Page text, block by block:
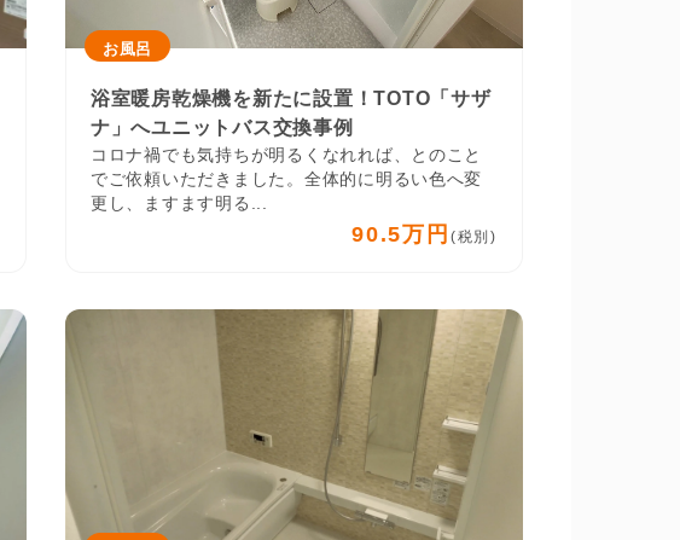
お風呂
浴室暖房乾燥機を新たに設置！TOTO「サザ
ナ」へユニットバス交換事例
コロナ禍でも気持ちが明るくなれれば、とのこと
でご依頼いただきました。全体的に明るい色へ変
更し、ますます明る...
90.5万円 (税別)